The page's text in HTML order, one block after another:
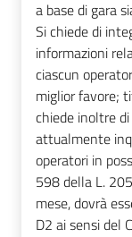
a base di gara
Si chiede di
informazioni
ciascun
miglior favore;
chiede inoltre
attualmente
operatori in
598 della L.
mese, dovrà
D2 ai sensi del